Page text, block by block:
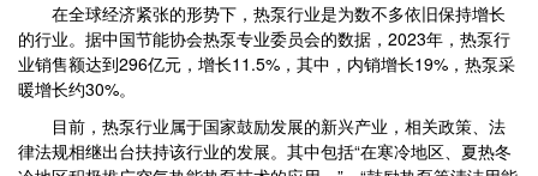
在全球经济紧张的形势下，热泵行业是为数不多依旧保持增长
的行业。据中国节能协会热泵专业委员会的数据，2023年，热泵行
业销售额达到296亿元，增长11.5%，其中，内销增长19%，热泵采
暖增长约30%。
目前，热泵行业属于国家鼓励发展的新兴产业，相关政策、法
律法规相继出台扶持该行业的发展。其中包括“在寒冷地区、夏热冬